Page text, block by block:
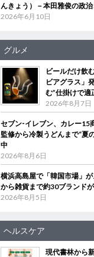
んきょう）－本田雅俊の政治
2026年6月10日
グルメ
ビールだけ飲
ビアグラス」
む”仕掛けで適
2026年8月7日
セブン‐イレブン、カレー
監修から冷製うどんまで“夏
中
2026年8月6日
横浜高島屋で「韓国市場」
から雑貨まで約30ブランド
2026年8月5日
ヘルスケア
現代書林から